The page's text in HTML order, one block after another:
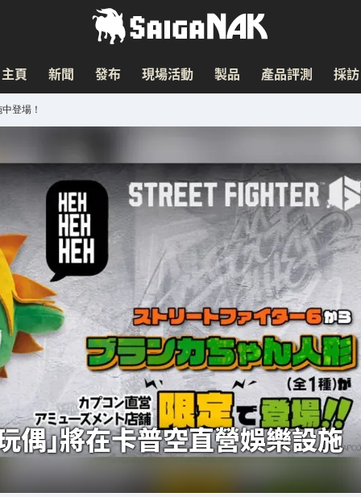
主頁 新聞 發布 現場活動 製品 產品評測 採訪
登場！
偶」將在卡普空直營娛樂設施